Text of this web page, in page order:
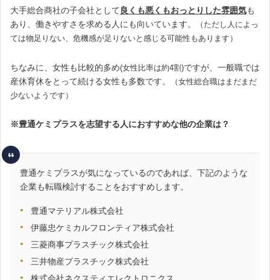
大手総合商社の子会社として良くも悪くもおっとりした雰囲気も
あり、働きやすさを求める人にも向いています。
（ただし人によっ
ては物足りない、危機感が足りないと感じる可能性もあります）
ちなみに、女性も比較的多め(女性比率は約4割)ですが、一般職では
産休育休をとって続ける女性も多数です。
（女性総合職はまだまだ
少ないようです）
※豊通ケミプラスを志望する人におすすめな他の企業は？
豊通ケミプラスが気になっているのであれば、下記のような
企業も転職検討することをおすすめします。
豊通マテリアル株式会社
伊藤忠ケミカルフロンティア株式会社
三菱商事プラスチック株式会社
三井物産プラスチック株式会社
株式会社ネクスティエレクトロニクス